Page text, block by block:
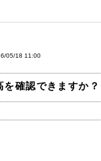
05/18 11:00
を確認できますか？